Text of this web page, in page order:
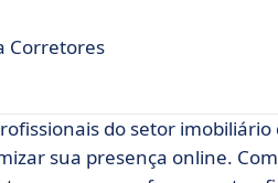
Corretores
do setor
sua presença online.